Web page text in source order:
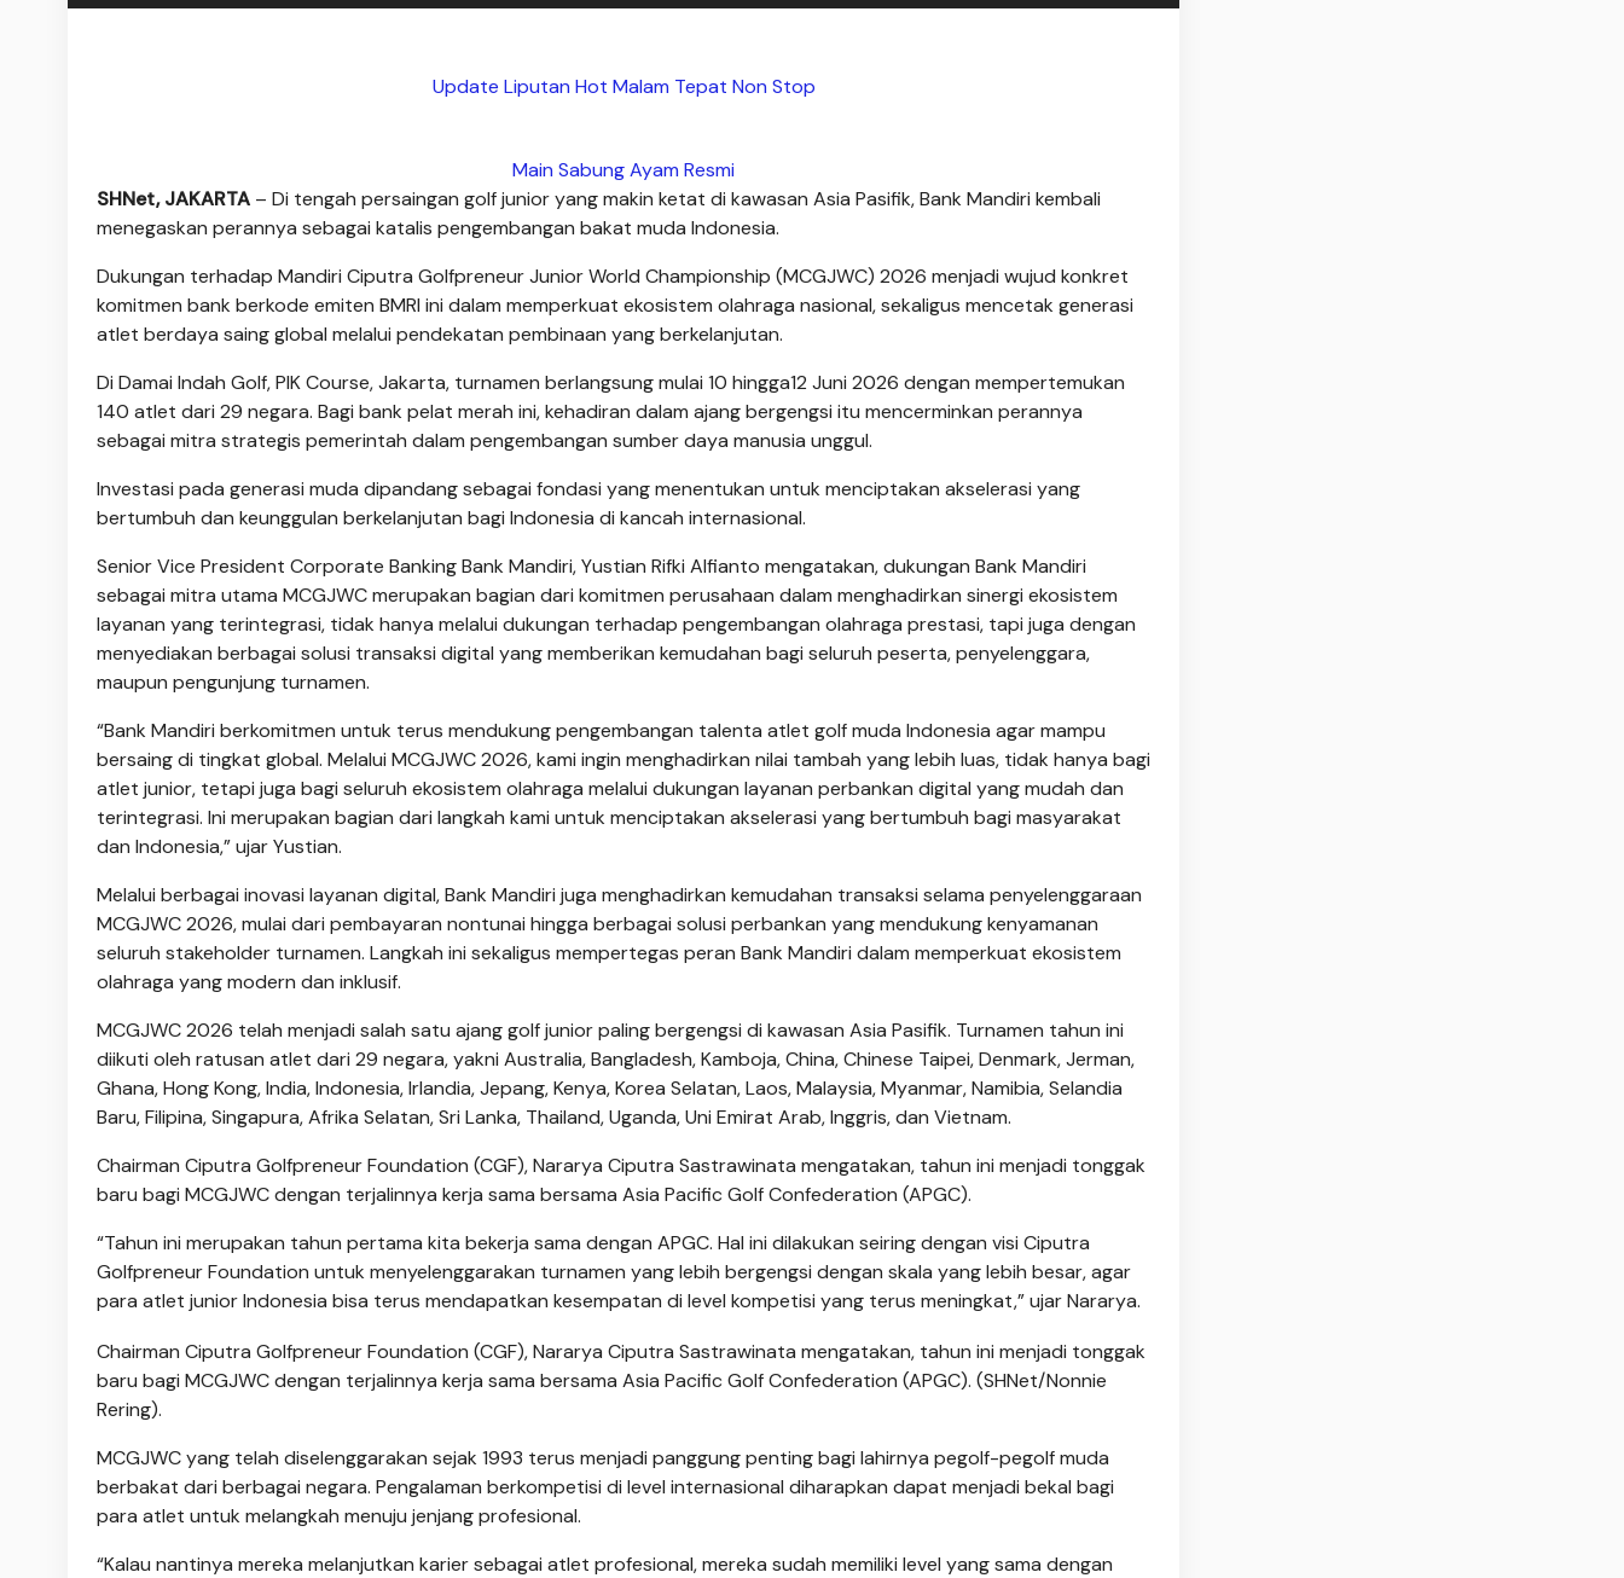
Update Liputan Hot Malam Tepat Non Stop
Main Sabung Ayam Resmi
SHNet, JAKARTA – Di tengah persaingan golf junior yang makin ketat di kawasan Asia Pasifik, Bank Mandiri kembali
menegaskan perannya sebagai katalis pengembangan bakat muda Indonesia.
Dukungan terhadap Mandiri Ciputra Golfpreneur Junior World Championship (MCGJWC) 2026 menjadi wujud konkret
komitmen bank berkode emiten BMRI ini dalam memperkuat ekosistem olahraga nasional, sekaligus mencetak generasi
atlet berdaya saing global melalui pendekatan pembinaan yang berkelanjutan.
Di Damai Indah Golf, PIK Course, Jakarta, turnamen berlangsung mulai 10 hingga12 Juni 2026 dengan mempertemukan
140 atlet dari 29 negara. Bagi bank pelat merah ini, kehadiran dalam ajang bergengsi itu mencerminkan perannya
sebagai mitra strategis pemerintah dalam pengembangan sumber daya manusia unggul.
Investasi pada generasi muda dipandang sebagai fondasi yang menentukan untuk menciptakan akselerasi yang
bertumbuh dan keunggulan berkelanjutan bagi Indonesia di kancah internasional.
Senior Vice President Corporate Banking Bank Mandiri, Yustian Rifki Alfianto mengatakan, dukungan Bank Mandiri
sebagai mitra utama MCGJWC merupakan bagian dari komitmen perusahaan dalam menghadirkan sinergi ekosistem
layanan yang terintegrasi, tidak hanya melalui dukungan terhadap pengembangan olahraga prestasi, tapi juga dengan
menyediakan berbagai solusi transaksi digital yang memberikan kemudahan bagi seluruh peserta, penyelenggara,
maupun pengunjung turnamen.
“Bank Mandiri berkomitmen untuk terus mendukung pengembangan talenta atlet golf muda Indonesia agar mampu
bersaing di tingkat global. Melalui MCGJWC 2026, kami ingin menghadirkan nilai tambah yang lebih luas, tidak hanya bagi
atlet junior, tetapi juga bagi seluruh ekosistem olahraga melalui dukungan layanan perbankan digital yang mudah dan
terintegrasi. Ini merupakan bagian dari langkah kami untuk menciptakan akselerasi yang bertumbuh bagi masyarakat
dan Indonesia,” ujar Yustian.
Melalui berbagai inovasi layanan digital, Bank Mandiri juga menghadirkan kemudahan transaksi selama penyelenggaraan
MCGJWC 2026, mulai dari pembayaran nontunai hingga berbagai solusi perbankan yang mendukung kenyamanan
seluruh stakeholder turnamen. Langkah ini sekaligus mempertegas peran Bank Mandiri dalam memperkuat ekosistem
olahraga yang modern dan inklusif.
MCGJWC 2026 telah menjadi salah satu ajang golf junior paling bergengsi di kawasan Asia Pasifik. Turnamen tahun ini
diikuti oleh ratusan atlet dari 29 negara, yakni Australia, Bangladesh, Kamboja, China, Chinese Taipei, Denmark, Jerman,
Ghana, Hong Kong, India, Indonesia, Irlandia, Jepang, Kenya, Korea Selatan, Laos, Malaysia, Myanmar, Namibia, Selandia
Baru, Filipina, Singapura, Afrika Selatan, Sri Lanka, Thailand, Uganda, Uni Emirat Arab, Inggris, dan Vietnam.
Chairman Ciputra Golfpreneur Foundation (CGF), Nararya Ciputra Sastrawinata mengatakan, tahun ini menjadi tonggak
baru bagi MCGJWC dengan terjalinnya kerja sama bersama Asia Pacific Golf Confederation (APGC).
“Tahun ini merupakan tahun pertama kita bekerja sama dengan APGC. Hal ini dilakukan seiring dengan visi Ciputra
Golfpreneur Foundation untuk menyelenggarakan turnamen yang lebih bergengsi dengan skala yang lebih besar, agar
para atlet junior Indonesia bisa terus mendapatkan kesempatan di level kompetisi yang terus meningkat,” ujar Nararya.
Chairman Ciputra Golfpreneur Foundation (CGF), Nararya Ciputra Sastrawinata mengatakan, tahun ini menjadi tonggak
baru bagi MCGJWC dengan terjalinnya kerja sama bersama Asia Pacific Golf Confederation (APGC). (SHNet/Nonnie
Rering).
MCGJWC yang telah diselenggarakan sejak 1993 terus menjadi panggung penting bagi lahirnya pegolf-pegolf muda
berbakat dari berbagai negara. Pengalaman berkompetisi di level internasional diharapkan dapat menjadi bekal bagi
para atlet untuk melangkah menuju jenjang profesional.
“Kalau nantinya mereka melanjutkan karier sebagai atlet profesional, mereka sudah memiliki level yang sama dengan